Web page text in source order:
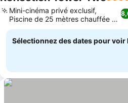
4
Mini-cinéma privé exclusif,
Piscine de 25 mètres chauffée et
spa
Sélectionnez des dates pour voir